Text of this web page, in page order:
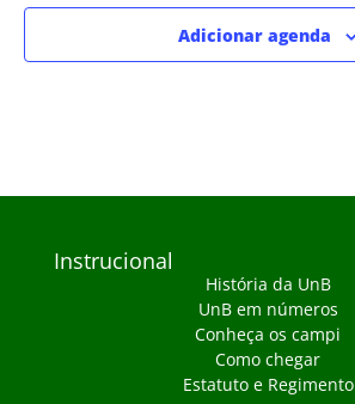
Adicionar agenda
Instrucional
História da UnB
UnB em números
Conheça os campi
Como chegar
Estatuto e Regimento